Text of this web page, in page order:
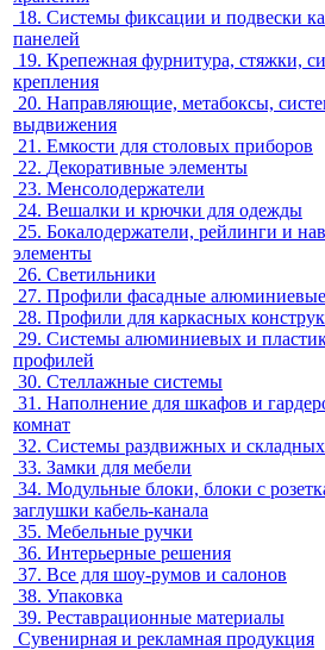
18. Системы фиксации и подвески
панелей
19. Крепежная фурнитура, стяжки,
крепления
20. Направляющие, метабоксы,
выдвижения
21. Емкости для столовых приборов
22. Декоративные элементы
23. Менсолодержатели
24. Вешалки и крючки для одежды
25. Бокалодержатели, рейлинги и
элементы
26. Светильники
27. Профили фасадные алюминиевые
28. Профили для каркасных
29. Системы алюминиевых и
профилей
30. Стеллажные системы
31. Наполнение для шкафов и
комнат
32. Системы раздвижных и складных
33. Замки для мебели
34. Модульные блоки, блоки с
заглушки кабель-канала
35. Мебельные ручки
36. Интерьерные решения
37. Все для шоу-румов и салонов
38. Упаковка
39. Реставрационные материалы
Сувенирная и рекламная продукция